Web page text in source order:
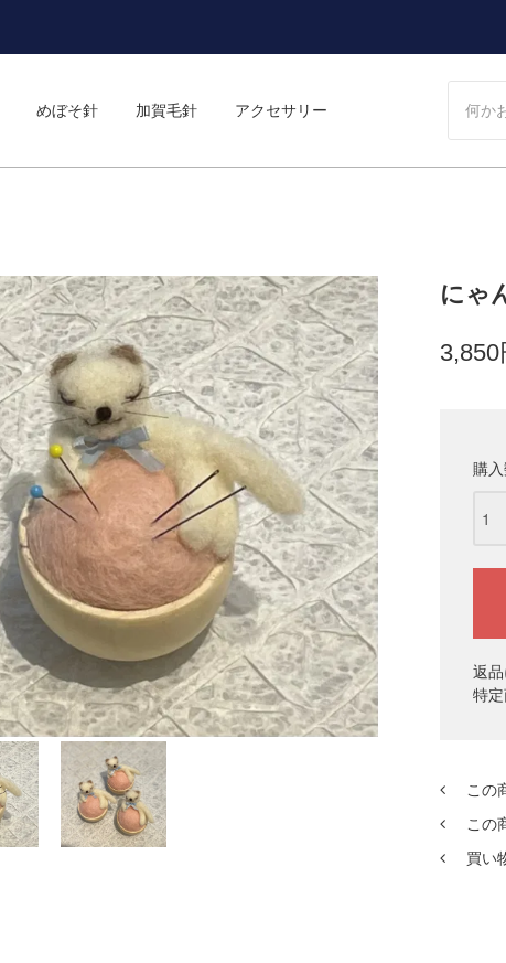
めぼそ針 加賀毛針 アクセサリー
にゃ
3,850
購
返
特
この
この
買い